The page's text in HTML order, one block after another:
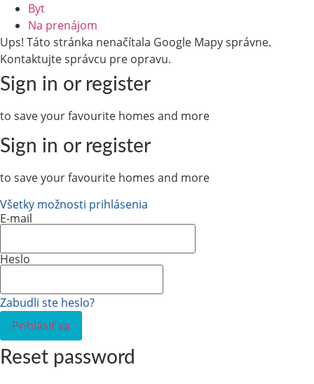
Byt
Na prenájom
Ups! Táto stránka nenačítala Google Mapy správne.
Kontaktujte správcu pre opravu.
Sign in or register
to save your favourite homes and more
Sign in or register
to save your favourite homes and more
Všetky možnosti prihlásenia
E-mail
Heslo
Zabudli ste heslo?
Prihlásiť sa
Reset password